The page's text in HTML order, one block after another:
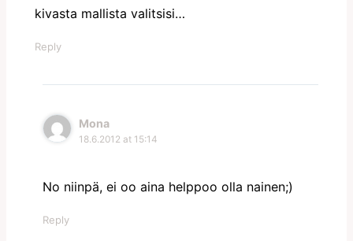
kivasta mallista valitsisi…
Reply
Mona
18.6.2012 at 15:14
No niinpä, ei oo aina helppoo olla nainen;)
Reply